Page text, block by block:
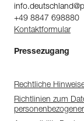
+49 8847 698880
Kontaktformular
Pressezugang
Rechtliche
Richtlinien zum